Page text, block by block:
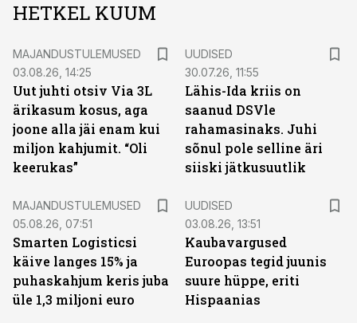
HETKEL KUUM
MAJANDUSTULEMUSED
03.08.26, 14:25
Uut juhti otsiv Via 3L
ärikasum kosus, aga
joone alla jäi enam kui
miljon kahjumit. “Oli
keerukas”
UUDISED
30.07.26, 11:55
Lähis-Ida kriis on
saanud DSVle
rahamasinaks. Juhi
sõnul pole selline äri
siiski jätkusuutlik
MAJANDUSTULEMUSED
05.08.26, 07:51
Smarten Logisticsi
käive langes 15% ja
puhaskahjum keris juba
üle 1,3 miljoni euro
UUDISED
03.08.26, 13:51
Kaubavargused
Euroopas tegid juunis
suure hüppe, eriti
Hispaanias